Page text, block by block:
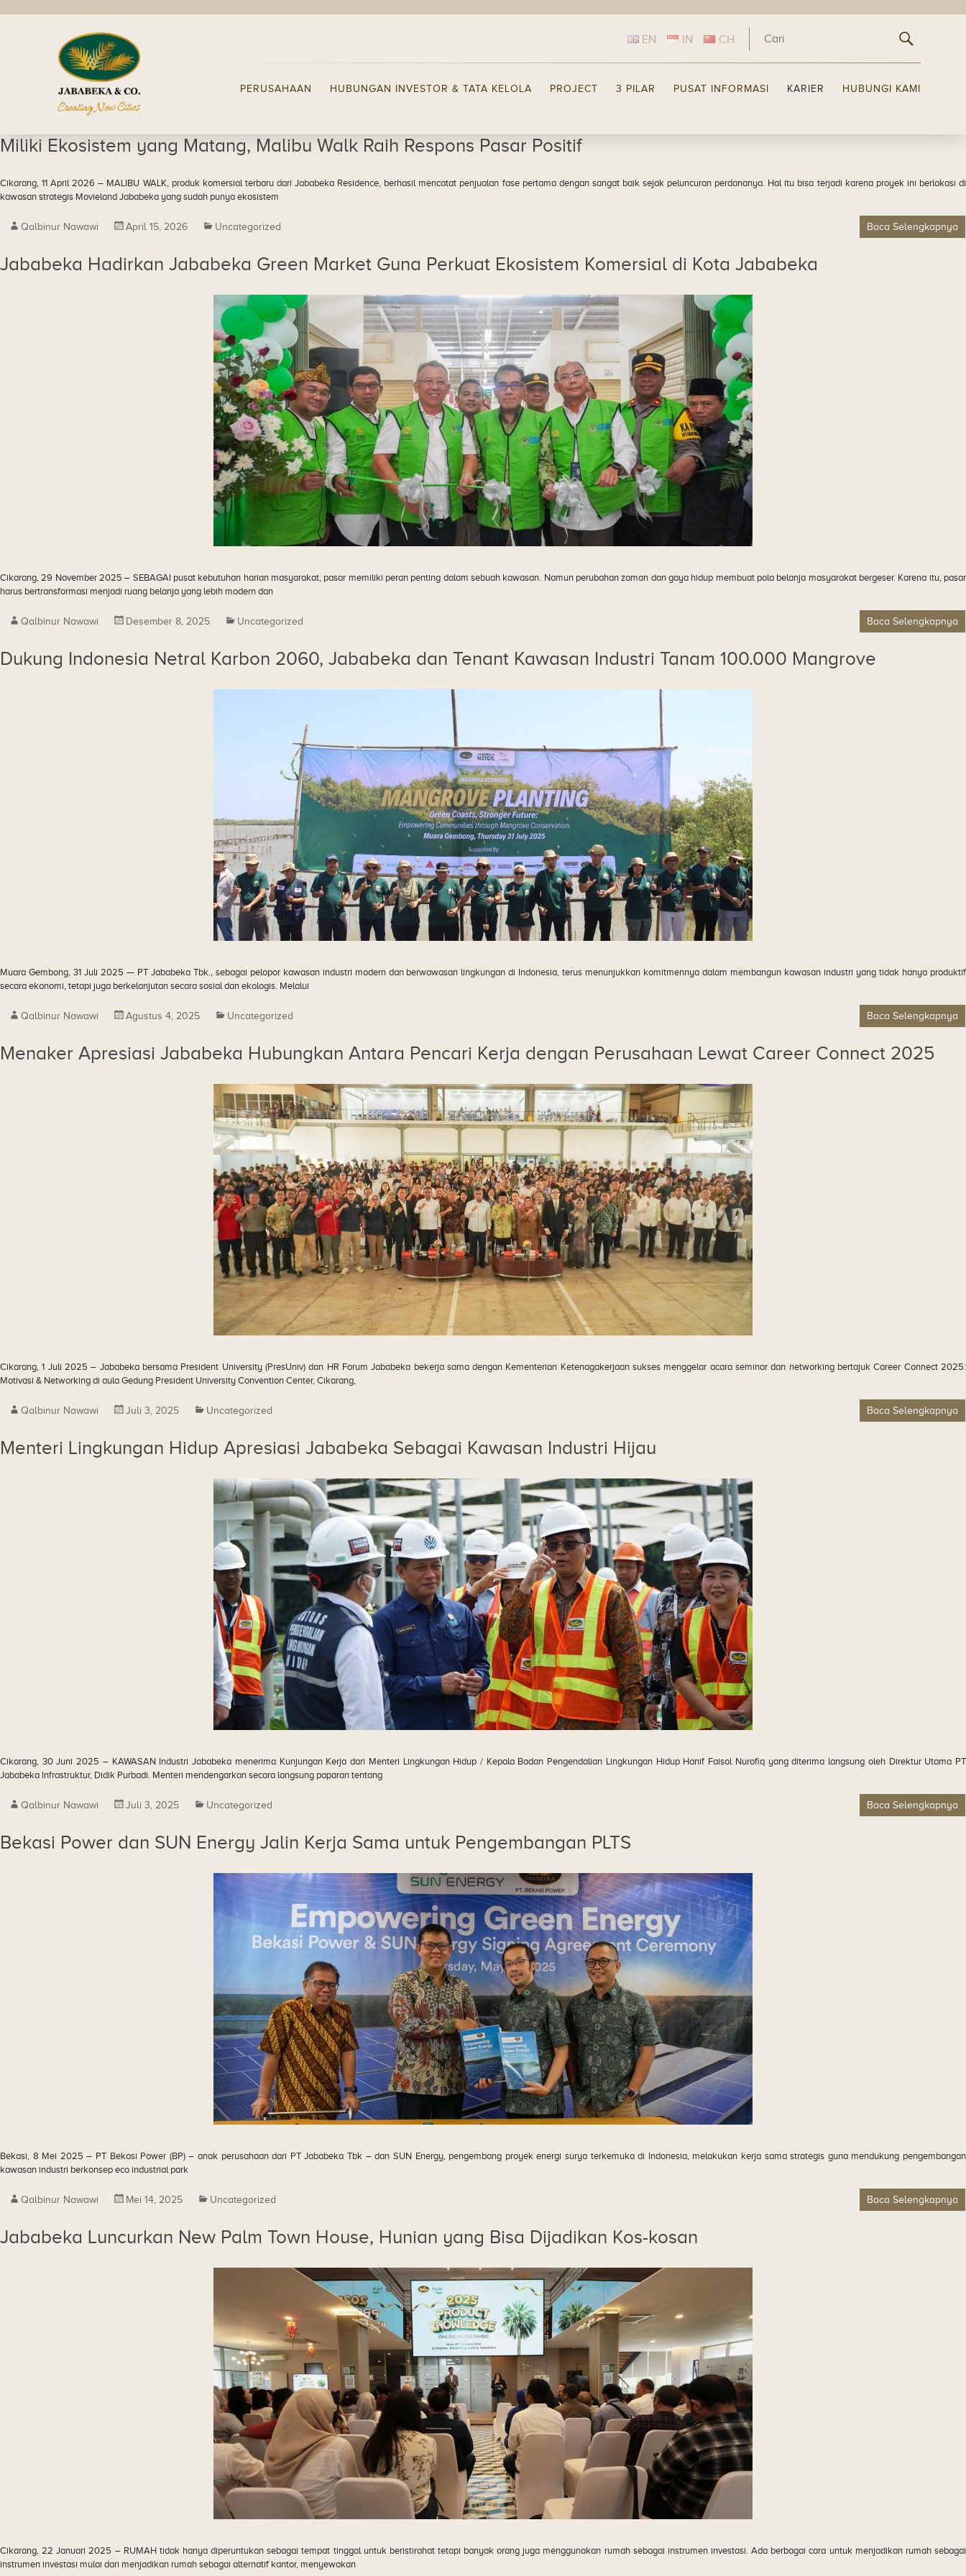
EN IN CH
PERUSAHAAN HUBUNGAN INVESTOR & TATA KELOLA PROJECT 3 PILAR PUSAT INFORMASI KARIER HUBUNGI KAMI
Miliki Ekosistem yang Matang, Malibu Walk Raih Respons Pasar Positif
Cikarang, 11 April 2026 – MALIBU WALK, produk komersial terbaru dari Jababeka Residence, berhasil mencatat penjualan fase pertama dengan sangat baik sejak peluncuran perdananya. Hal itu bisa terjadi karena proyek ini berlokasi di
kawasan strategis Movieland Jababeka yang sudah punya ekosistem
Qalbinur Nawawi April 15, 2026 Uncategorized Baca Selengkapnya
Jababeka Hadirkan Jababeka Green Market Guna Perkuat Ekosistem Komersial di Kota Jababeka
Cikarang, 29 November 2025 – SEBAGAI pusat kebutuhan harian masyarakat, pasar memiliki peran penting dalam sebuah kawasan. Namun perubahan zaman dan gaya hidup membuat pola belanja masyarakat bergeser. Karena itu, pasar
harus bertransformasi menjadi ruang belanja yang lebih modern dan
Qalbinur Nawawi Desember 8, 2025 Uncategorized Baca Selengkapnya
Dukung Indonesia Netral Karbon 2060, Jababeka dan Tenant Kawasan Industri Tanam 100.000 Mangrove
Muara Gembong, 31 Juli 2025 — PT Jababeka Tbk., sebagai pelopor kawasan industri modern dan berwawasan lingkungan di Indonesia, terus menunjukkan komitmennya dalam membangun kawasan industri yang tidak hanya produktif
secara ekonomi, tetapi juga berkelanjutan secara sosial dan ekologis. Melalui
Qalbinur Nawawi Agustus 4, 2025 Uncategorized Baca Selengkapnya
Menaker Apresiasi Jababeka Hubungkan Antara Pencari Kerja dengan Perusahaan Lewat Career Connect 2025
Cikarang, 1 Juli 2025 – Jababeka bersama President University (PresUniv) dan HR Forum Jababeka bekerja sama dengan Kementerian Ketenagakerjaan sukses menggelar acara seminar dan networking bertajuk Career Connect 2025:
Motivasi & Networking di aula Gedung President University Convention Center, Cikarang,
Qalbinur Nawawi Juli 3, 2025 Uncategorized Baca Selengkapnya
Menteri Lingkungan Hidup Apresiasi Jababeka Sebagai Kawasan Industri Hijau
Cikarang, 30 Juni 2025 – KAWASAN Industri Jababeka menerima Kunjungan Kerja dari Menteri Lingkungan Hidup / Kepala Badan Pengendalian Lingkungan Hidup Hanif Faisol Nurofiq yang diterima langsung oleh Direktur Utama PT
Jababeka Infrastruktur, Didik Purbadi. Menteri mendengarkan secara langsung paparan tentang
Qalbinur Nawawi Juli 3, 2025 Uncategorized Baca Selengkapnya
Bekasi Power dan SUN Energy Jalin Kerja Sama untuk Pengembangan PLTS
Bekasi, 8 Mei 2025 – PT Bekasi Power (BP) – anak perusahaan dari PT Jababeka Tbk – dan SUN Energy, pengembang proyek energi surya terkemuka di Indonesia, melakukan kerja sama strategis guna mendukung pengembangan
kawasan industri berkonsep eco industrial park
Qalbinur Nawawi Mei 14, 2025 Uncategorized Baca Selengkapnya
Jababeka Luncurkan New Palm Town House, Hunian yang Bisa Dijadikan Kos-kosan
Cikarang, 22 Januari 2025 – RUMAH tidak hanya diperuntukan sebagai tempat tinggal untuk beristirahat tetapi banyak orang juga menggunakan rumah sebagai instrumen investasi. Ada berbagai cara untuk menjadikan rumah sebagai
instrumen investasi mulai dari menjadikan rumah sebagai alternatif kantor, menyewakan